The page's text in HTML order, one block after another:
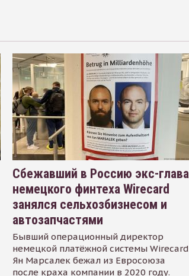
Сбежавший в Россию экс-глава
немецкого финтеха Wirecard
занялся сельхозбизнесом и
автозапчастями
Бывший операционный директор
немецкой платёжной системы Wirecard
Ян Марсалек бежал из Евросоюза
после краха компании в 2020 году.